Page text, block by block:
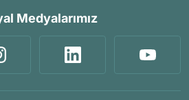
Medyalarımız